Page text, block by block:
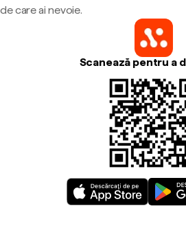
de care ai nevoie.
Scanează pentru a